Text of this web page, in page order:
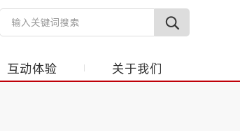
互动体验 关于我们